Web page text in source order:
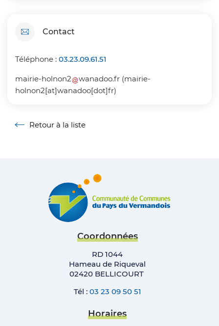
Contact
Téléphone : 03.23.09.61.51
mairie-holnon2 wanadoo.fr (mairie-
holnon2[at]wanadoo[dot]fr)
Retour à la liste
Retour à la liste
Coordonnées
RD 1044
Hameau de Riqueval
02420 BELLICOURT
Tél : 03 23 09 50 51
Horaires